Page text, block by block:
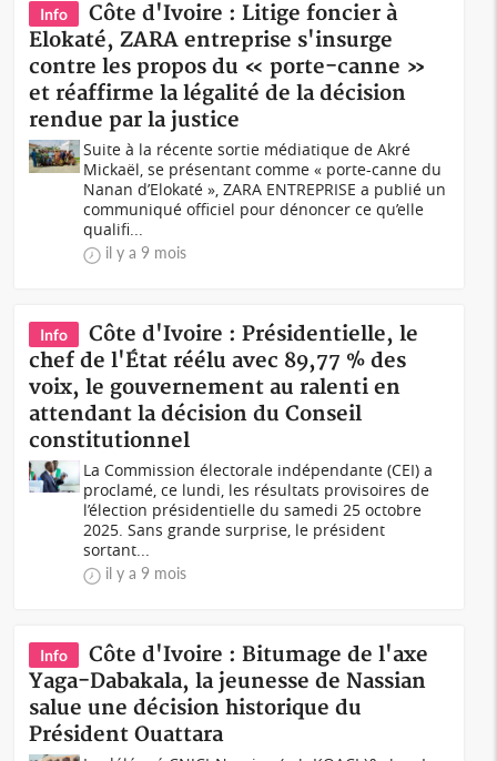
Info
Côte d'Ivoire : Litige foncier à
Elokaté, ZARA entreprise s'insurge
contre les propos du « porte-canne »
et réaffirme la légalité de la décision
rendue par la justice
Suite à la récente sortie médiatique de Akré
Mickaël, se présentant comme « porte-canne du
Nanan d’Elokaté », ZARA ENTREPRISE a publié un
communiqué officiel pour dénoncer ce qu’elle
qualifi...
il y a 9 mois
Info
Côte d'Ivoire : Présidentielle, le
chef de l'État réélu avec 89,77 % des
voix, le gouvernement au ralenti en
attendant la décision du Conseil
constitutionnel
La Commission électorale indépendante (CEI) a
proclamé, ce lundi, les résultats provisoires de
l’élection présidentielle du samedi 25 octobre
2025. Sans grande surprise, le président
sortant...
il y a 9 mois
Info
Côte d'Ivoire : Bitumage de l'axe
Yaga-Dabakala, la jeunesse de Nassian
salue une décision historique du
Président Ouattara